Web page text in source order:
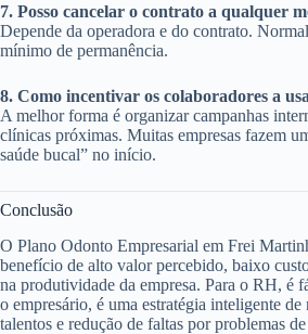
7. Posso cancelar o contrato a qualquer
Depende da operadora e do contrato.
mínimo de permanência.
8. Como incentivar os colaboradores a
A melhor forma é organizar campanhas
clínicas próximas. Muitas empresas fazem
saúde bucal” no início.
Conclusão
O Plano Odonto Empresarial em Frei
benefício de alto valor percebido, baixo
na produtividade da empresa. Para o RH, é
o empresário, é uma estratégia inteligente de
talentos e redução de faltas por problemas de